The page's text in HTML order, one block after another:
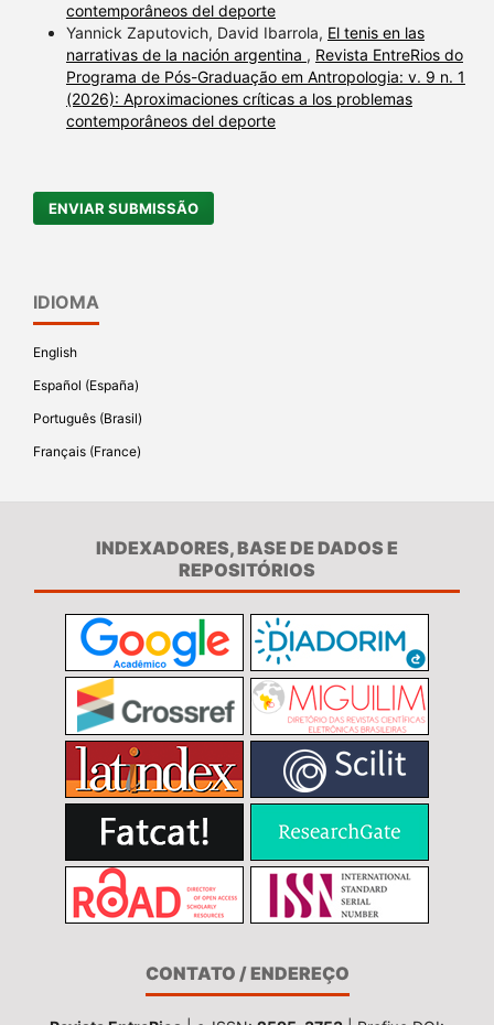
contemporâneos del deporte
Yannick Zaputovich, David Ibarrola, El tenis en las
narrativas de la nación argentina , Revista EntreRios do
Programa de Pós-Graduação em Antropologia: v. 9 n. 1
(2026): Aproximaciones críticas a los problemas
contemporâneos del deporte
ENVIAR SUBMISSÃO
IDIOMA
English
Español (España)
Português (Brasil)
Français (France)
INDEXADORES, BASE DE DADOS E
REPOSITÓRIOS
CONTATO / ENDEREÇO